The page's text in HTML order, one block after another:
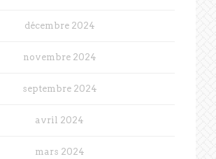
décembre 2024
novembre 2024
septembre 2024
avril 2024
mars 2024